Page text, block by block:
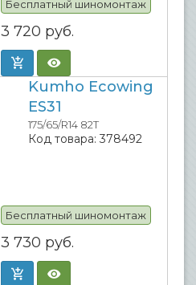
Бесплатный шиномонтаж
3 720 руб.
Kumho Ecowing
ES31
175/65/R14 82T
Код товара: 378492
Бесплатный шиномонтаж
3 730 руб.